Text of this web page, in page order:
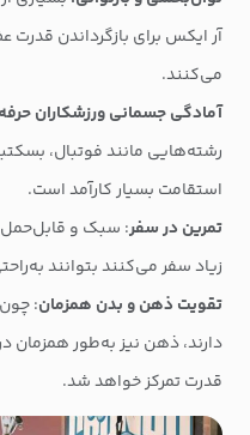
آر ایکس برای بازگرداندن
می‌کنند.
آمادگی جسمانی ورزشکاران
رشته‌هایی مانند فوتبال،
استقامت بسیار کارآمد است.
تمرین در سفر: سبک و قابل‌حمل
زیاد سفر می‌کنند بتوانند
تقویت ذهن و بدن همزمان:
دارند، ذهن نیز به‌طور همزمان
قدرت تمرکز خواهد شد.